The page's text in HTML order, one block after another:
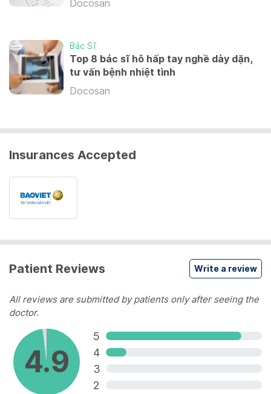
Điều trị cấp cứu / Emergency treatment
100,000 VND
Docosan
Bác Sĩ
Top 8 bác sĩ hô hấp tay nghề dày dặn,
tư vấn bệnh nhiệt tình
Docosan
Insurances Accepted
Patient Reviews Write a review
All reviews are submitted by patients only after seeing the
doctor.
4.9
5
4
3
2